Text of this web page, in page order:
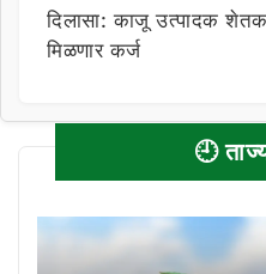
दिलासा: काजू उत्पादक
मिळणार कर्ज
🕘